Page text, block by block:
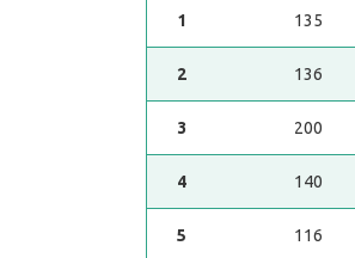
1 135
2 136
3 200
4 140
5 116